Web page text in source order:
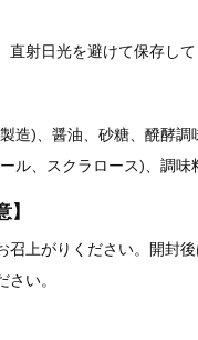
直射日光を避けて保存して
造)、醤油、砂糖、醗酵
ル、スクラロース)、調
召上がりください。開封
さい。